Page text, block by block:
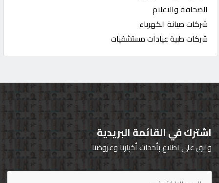
الصحافة والاعلام
شركات صيانة الكهرباء
شركات طبية عيادات مستشفيات
اشترك في القائمة البريدية
وابق على اطلاع بأحداث أخبارنا وعروضنا